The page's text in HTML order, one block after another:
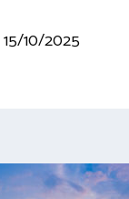
15/10/2025